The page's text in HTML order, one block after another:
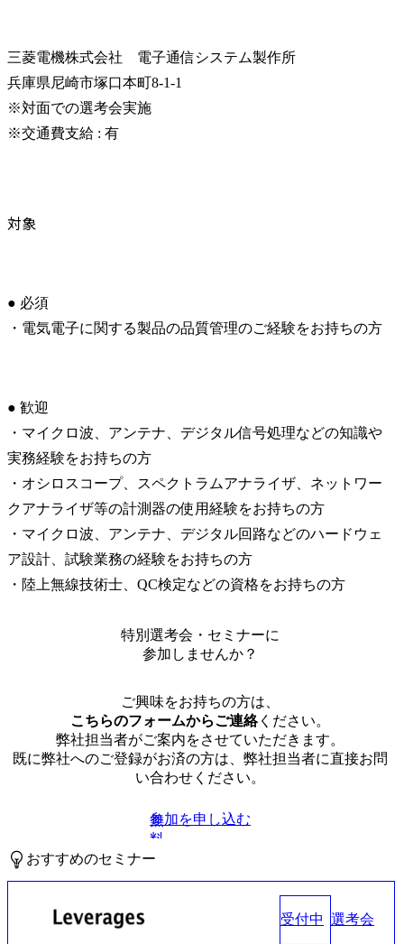
三菱電機株式会社　電子通信システム製作所
兵庫県尼崎市塚口本町8-1-1
※対面での選考会実施
※交通費支給 : 有
対象
● 必須
・電気電子に関する製品の品質管理のご経験をお持ちの方
● 歓迎
・マイクロ波、アンテナ、デジタル信号処理などの知識や
実務経験をお持ちの方
・オシロスコープ、スペクトラムアナライザ、ネットワー
クアナライザ等の計測器の使用経験をお持ちの方
・マイクロ波、アンテナ、デジタル回路などのハードウェ
ア設計、試験業務の経験をお持ちの方
・陸上無線技術士、QC検定などの資格をお持ちの方
特別選考会・セミナーに
参加しませんか？
ご興味をお持ちの方は、
こちらのフォームからご連絡ください。
弊社担当者がご案内をさせていただきます。
既に弊社へのご登録がお済の方は、弊社担当者に直接お問
い合わせください。
無
料
参加を申し込む
おすすめのセミナー
受付中 選考会